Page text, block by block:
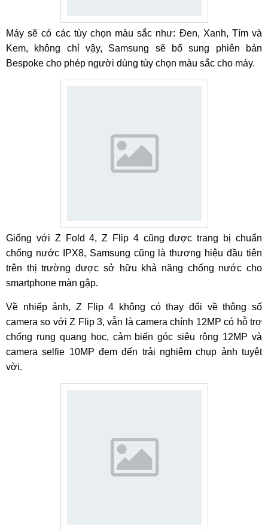
Máy sẽ có các tùy chọn màu sắc như: Đen, Xanh, Tím và
Kem, không chỉ vậy, Samsung sẽ bổ sung phiên bản
Bespoke cho phép người dùng tùy chọn màu sắc cho máy.
Giống với Z Fold 4, Z Flip 4 cũng được trang bị chuẩn
chống nước IPX8, Samsung cũng là thương hiệu đầu tiên
trên thị trường được sở hữu khả năng chống nước cho
smartphone màn gập.
Về nhiếp ảnh, Z Flip 4 không có thay đổi về thông số
camera so với Z Flip 3, vẫn là camera chính 12MP có hỗ trợ
chống rung quang học, cảm biến góc siêu rộng 12MP và
camera selfie 10MP đem đến trải nghiệm chụp ảnh tuyệt
vời.